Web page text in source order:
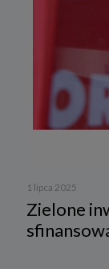
1 lipca 2025
Zielone